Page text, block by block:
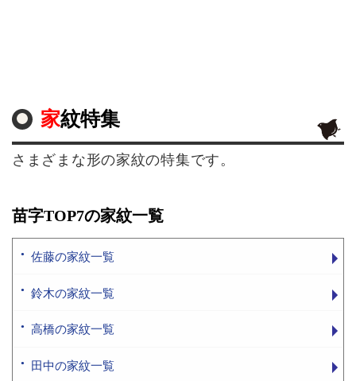
家紋特集
さまざまな形の家紋の特集です。
苗字TOP7の家紋一覧
佐藤の家紋一覧
鈴木の家紋一覧
高橋の家紋一覧
田中の家紋一覧